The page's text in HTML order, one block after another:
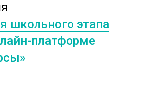
школьного этапа
платформе